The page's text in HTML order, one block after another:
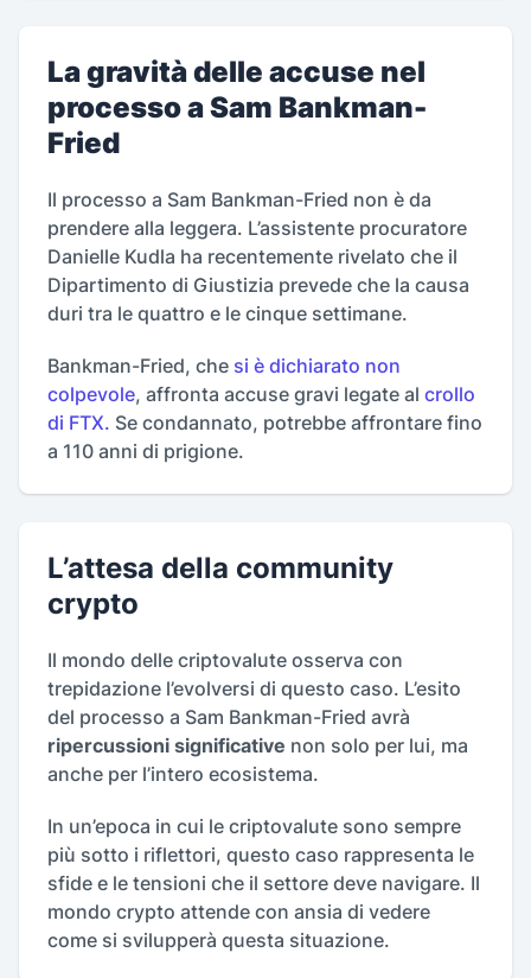
La gravità delle accuse nel
processo a Sam Bankman-
Fried
Il processo a Sam Bankman-Fried non è da
prendere alla leggera. L’assistente procuratore
Danielle Kudla ha recentemente rivelato che il
Dipartimento di Giustizia prevede che la causa
duri tra le quattro e le cinque settimane.
Bankman-Fried, che si è dichiarato non
colpevole, affronta accuse gravi legate al crollo
di FTX. Se condannato, potrebbe affrontare fino
a 110 anni di prigione.
L’attesa della community
crypto
Il mondo delle criptovalute osserva con
trepidazione l’evolversi di questo caso. L’esito
del processo a Sam Bankman-Fried avrà
ripercussioni significative non solo per lui, ma
anche per l’intero ecosistema.
In un’epoca in cui le criptovalute sono sempre
più sotto i riflettori, questo caso rappresenta le
sfide e le tensioni che il settore deve navigare. Il
mondo crypto attende con ansia di vedere
come si svilupperà questa situazione.